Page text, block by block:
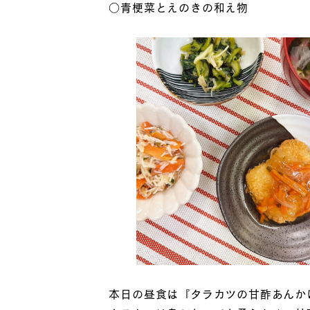
○青梗菜とえのきの和え物
本日の昼食は『タラカツの甘酢あんか